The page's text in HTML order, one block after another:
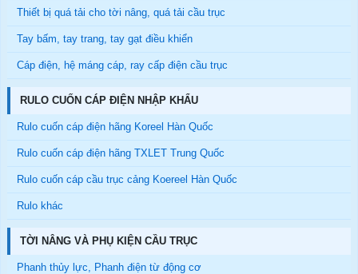
Thiết bị quá tải cho tời nâng, quá tải cầu trục
Tay bấm, tay trang, tay gạt điều khiển
Cáp điện, hệ máng cáp, ray cấp điện cầu trục
RULO CUỐN CÁP ĐIỆN NHẬP KHẨU
Rulo cuốn cáp điện hãng Koreel Hàn Quốc
Rulo cuốn cáp điện hãng TXLET Trung Quốc
Rulo cuốn cáp cầu trục cảng Koereel Hàn Quốc
Rulo khác
TỜI NÂNG VÀ PHỤ KIỆN CẦU TRỤC
Phanh thủy lực, Phanh điện từ động cơ